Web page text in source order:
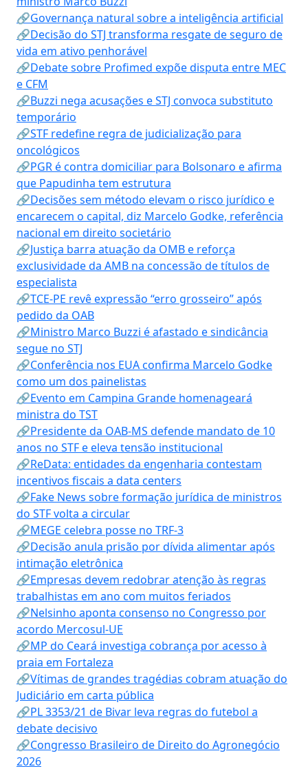
🔗Governança natural sobre a inteligência artificial
🔗Decisão do STJ transforma resgate de seguro de
vida em ativo penhorável
🔗Debate sobre Profimed expõe disputa entre MEC
e CFM
🔗Buzzi nega acusações e STJ convoca substituto
temporário
🔗STF redefine regra de judicialização para
oncológicos
🔗PGR é contra domiciliar para Bolsonaro e afirma
que Papudinha tem estrutura
🔗Decisões sem método elevam o risco jurídico e
encarecem o capital, diz Marcelo Godke, referência
nacional em direito societário
🔗Justiça barra atuação da OMB e reforça
exclusividade da AMB na concessão de títulos de
especialista
🔗TCE-PE revê expressão “erro grosseiro” após
pedido da OAB
🔗Ministro Marco Buzzi é afastado e sindicância
segue no STJ
🔗Conferência nos EUA confirma Marcelo Godke
como um dos painelistas
🔗Evento em Campina Grande homenageará
ministra do TST
🔗Presidente da OAB-MS defende mandato de 10
anos no STF e eleva tensão institucional
🔗ReData: entidades da engenharia contestam
incentivos fiscais a data centers
🔗Fake News sobre formação jurídica de ministros
do STF volta a circular
🔗MEGE celebra posse no TRF-3
🔗Decisão anula prisão por dívida alimentar após
intimação eletrônica
🔗Empresas devem redobrar atenção às regras
trabalhistas em ano com muitos feriados
🔗Nelsinho aponta consenso no Congresso por
acordo Mercosul-UE
🔗MP do Ceará investiga cobrança por acesso à
praia em Fortaleza
🔗Vítimas de grandes tragédias cobram atuação do
Judiciário em carta pública
🔗PL 3353/21 de Bivar leva regras do futebol a
debate decisivo
🔗Congresso Brasileiro de Direito do Agronegócio
2026